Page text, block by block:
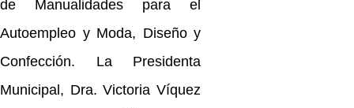
de Manualidades para el
Autoempleo y Moda, Diseño y
Confección. La Presidenta
Municipal, Dra. Victoria Víquez